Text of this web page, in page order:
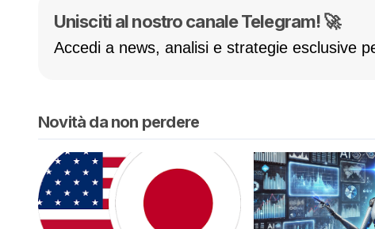
Unisciti al nostro canale Telegram! 🚀
Accedi a news, analisi e strategie esclusive
Novità da non perdere